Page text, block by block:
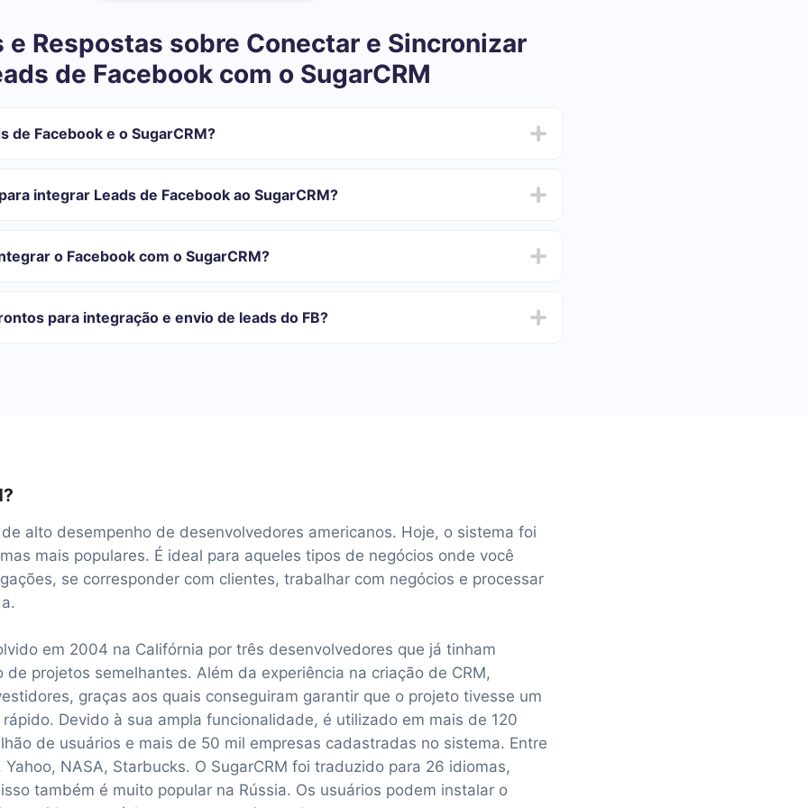
e Respostas sobre Conectar e Sincronizar
de Facebook com o SugarCRM
de Facebook e o SugarCRM?
do Facebook para o SugarCRM
integrar Leads de Facebook ao SugarCRM?
o Facebook com o SugarCRM?
para integração e envio de leads do FB?
de alto desempenho de desenvolvedores americanos. Hoje, o sistema foi
mais populares. É ideal para aqueles tipos de negócios onde você
se corresponder com clientes, trabalhar com negócios e processar
em 2004 na Califórnia por três desenvolvedores que já tinham
de projetos semelhantes. Além da experiência na criação de CRM,
graças aos quais conseguiram garantir que o projeto tivesse um
Devido à sua ampla funcionalidade, é utilizado em mais de 120
de usuários e mais de 50 mil empresas cadastradas no sistema. Entre
NASA, Starbucks. O SugarCRM foi traduzido para 26 idiomas,
também é muito popular na Rússia. Os usuários podem instalar o